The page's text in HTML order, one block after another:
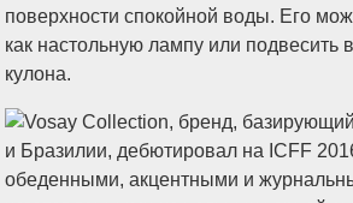
поверхности спокойной воды. Его
как настольную лампу или подвесить
кулона.